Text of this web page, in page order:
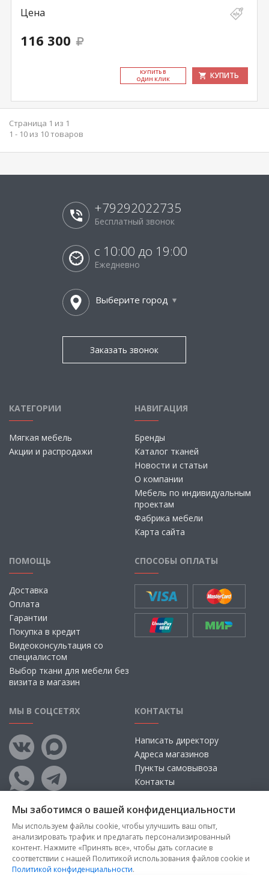
Цена
116 300
КУ­ПИТЬ В
ОДИН КЛИК
КУПИТЬ
Страница 1 из 1
1 - 10 из 10 товаров
+79292022735
Бесплатный звонок
с 10:00 до 19:00
Ежедневно
Выберите город
Заказать звонок
КАТЕГОРИИ
Мягкая мебель
Акции и распродажи
НАВИГАЦИЯ
Бренды
Каталог тканей
Новости и статьи
О компании
Мебель по индивидуальным
проектам
Фабрика мебели
Карта сайта
ПОМОЩЬ
Доставка
Оплата
Гарантии
Покупка в кредит
Видеоконсультация со
специалистом
Выбор ткани для мебели без
визита в магазин
СПОСОБЫ ОПЛАТЫ
МЫ В СОЦСЕТЯХ КОНТАКТЫ
Написать директору
Адреса магазинов
Пункты самовывоза
Контакты
Мы заботимся о вашей конфиденциальности
Мы используем файлы cookie, чтобы улучшить ваш опыт,
анализировать трафик и предлагать персонализированный
контент. Нажмите «Принять все», чтобы дать согласие в
соответствии с нашей Политикой использования файлов cookie и
Политикой конфиденциальности.